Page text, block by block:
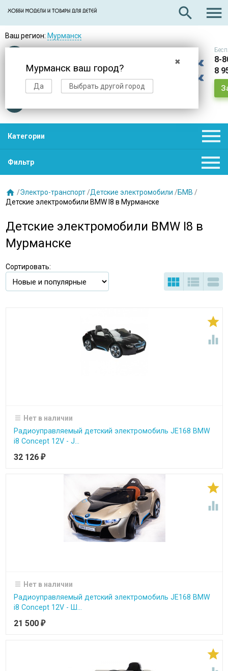
search 
Ваш регион: Мурманск
✖
Мурманск ваш город?
Да Выбрать другой город
Доставкав день заказа
8-
8
Категории 
Фильтр 
 /Электро-транспорт /Детские электромобили /БМВ /
Детские электромобили BMW I8 в Мурманске
Детские электромобили BMW I8 в
Мурманске
Сортировать:
  


Нет в наличии
Радиоуправляемый детский электромобиль JE168 BMW
i8 Concept 12V - J...
32 126 ₽


Нет в наличии
Радиоуправляемый детский электромобиль JE168 BMW
i8 Concept 12V - Ш...
21 500 ₽
